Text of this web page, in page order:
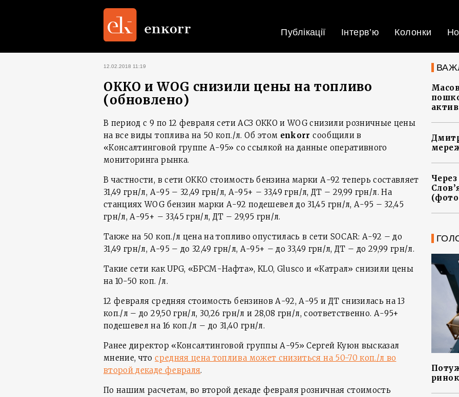
Публікації Інтерв’ю Колонки
12.02.2018 11:19
ОККО и WOG снизили цены на топливо
(обновлено)
В период с 9 по 12 февраля сети АСЗ ОККО и WOG снизили розничные цены
на все виды топлива на 50 коп./л. Об этом enkorr сообщили в
«Консалтинговой группе А-95» со ссылкой на данные оперативного
мониторинга рынка.
В частности, в сети ОККО стоимость бензина марки А-92 теперь составляет
31,49 грн/л, А-95 – 32,49 грн/л, А-95+ – 33,49 грн/л, ДТ – 29,99 грн/л. На
станциях WOG бензин марки А-92 подешевел до 31,45 грн/л, А-95 – 32,45
грн/л, А-95+ – 33,45 грн/л, ДТ – 29,95 грн/л.
Также на 50 коп./л цена на топливо опустилась в сети SOCAR: А-92 – до
31,49 грн/л, А-95 – до 32,49 грн/л, А-95+ – до 33,49 грн/л, ДТ – до 29,99 грн/л.
Такие сети как UPG, «БРСМ-Нафта», KLO, Glusco и «Катрал» снизили цены
на 10-50 коп. /л.
12 февраля средняя стоимость бензинов А-92, А-95 и ДТ снизилась на 13
коп./л – до 29,50 грн/л, 30,26 грн/л и 28,08 грн/л, соответственно. А-95+
подешевел на 16 коп./л – до 31,40 грн/л.
Ранее директор «Консалтинговой группы А-95» Сергей Куюн высказал
мнение, чтосредняя цена топлива может снизиться на 50-70 коп./л во
второй декаде февраля.
По нашим расчетам, во второй декаде февраля розничная стоимость
Через